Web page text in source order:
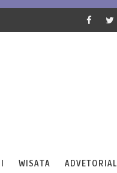
WISATA ADVETORIAL